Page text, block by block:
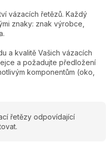
vázacích řetězů. Každý
znaky: znak výrobce,
a kvalitě Vašich vázacích
a požadujte předložení
komponentům (oko,
řetězy odpovídající